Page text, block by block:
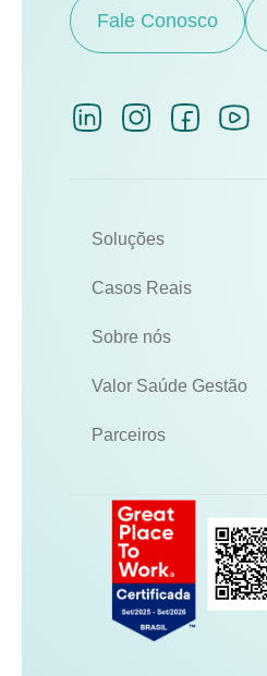
Fale Conosco
Soluções
Casos Reais
Sobre nós
Valor Saúde Gestão
Parceiros